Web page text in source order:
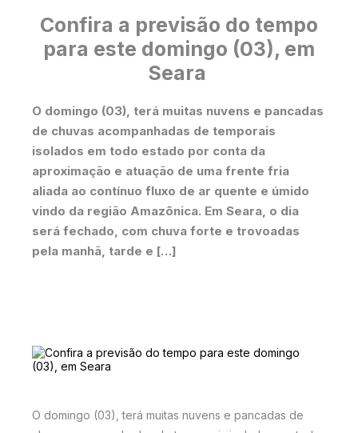
Confira a previsão do tempo
para este domingo (03), em
Seara
O domingo (03), terá muitas nuvens e pancadas
de chuvas acompanhadas de temporais
isolados em todo estado por conta da
aproximação e atuação de uma frente fria
aliada ao contínuo fluxo de ar quente e úmido
vindo da região Amazônica. Em Seara, o dia
será fechado, com chuva forte e trovoadas
pela manhã, tarde e […]
O domingo (03), terá muitas nuvens e pancadas de